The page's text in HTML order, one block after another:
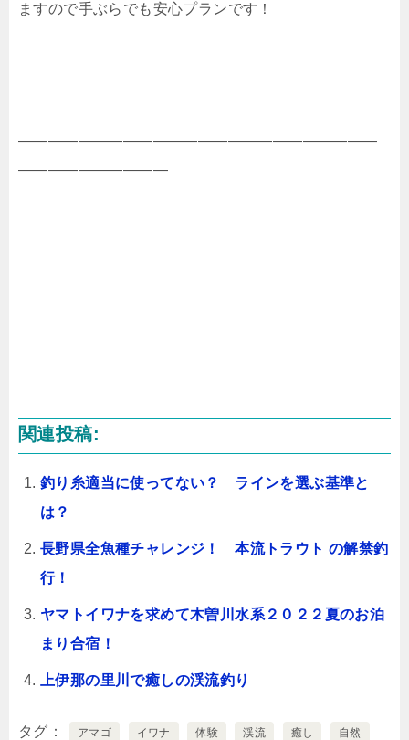
ますので手ぶらでも安心プランです！
————————————————————————
——————————
関連投稿:
釣り糸適当に使ってない？ ラインを選ぶ基準と
は？
長野県全魚種チャレンジ！ 本流トラウト の解禁釣
行！
ヤマトイワナを求めて木曽川水系２０２２夏のお泊
まり合宿！
上伊那の里川で癒しの渓流釣り
タグ アマゴ イワナ 体験 渓流 癒し 自然